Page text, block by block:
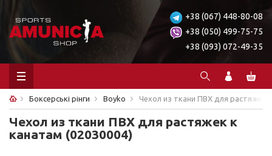
+38 (067) 448-80-08
+38 (050) 499-75-75
+38 (093) 072-49-35
Боксерські рінги Boyko Чехол из ткани ПВХ для растяжек
Чехол из ткани ПВХ для растяжек к
канатам (02030004)